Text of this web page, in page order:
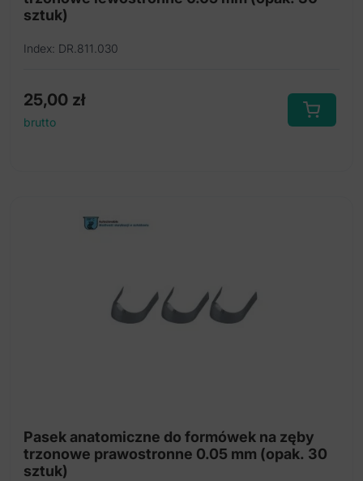
sztuk)
Index: DR.811.030
25,00 zł
brutto
Pasek anatomiczne do formówek na zęby
trzonowe prawostronne 0.05 mm (opak. 30
sztuk)